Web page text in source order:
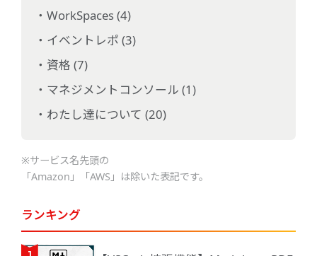
WorkSpaces (4)
イベントレポ (3)
資格 (7)
マネジメントコンソール (1)
わたし達について (20)
※サービス名先頭の
「Amazon」「AWS」は除いた表記です。
ランキング